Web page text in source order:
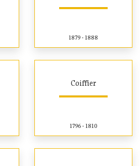
1879 - 1888
Coiffier
1796 - 1810